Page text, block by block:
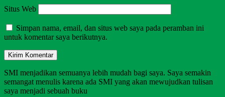
Situs Web
Simpan nama, email, dan situs web saya pada peramban ini
untuk komentar saya berikutnya.
SMI menjadikan semuanya lebih mudah bagi saya. Saya semakin
semangat menulis karena ada SMI yang akan mewujudkan tulisan
saya menjadi sebuah buku